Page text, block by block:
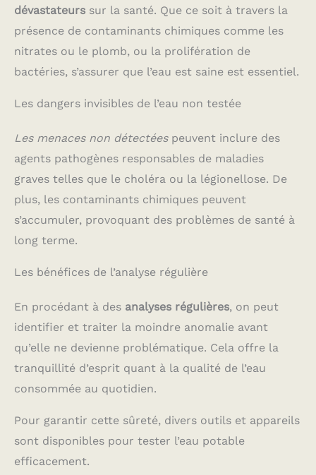
dévastateurs sur la santé. Que ce soit à travers la
présence de contaminants chimiques comme les
nitrates ou le plomb, ou la prolifération de
bactéries, s’assurer que l’eau est saine est essentiel.
Les dangers invisibles de l’eau non testée
Les menaces non détectéespeuvent inclure des
agents pathogènes responsables de maladies
graves telles que le choléra ou la légionellose. De
plus, les contaminants chimiques peuvent
s’accumuler, provoquant des problèmes de santé à
long terme.
Les bénéfices de l’analyse régulière
En procédant à des analyses régulières, on peut
identifier et traiter la moindre anomalie avant
qu’elle ne devienne problématique. Cela offre la
tranquillité d’esprit quant à la qualité de l’eau
consommée au quotidien.
Pour garantir cette sûreté, divers outils et appareils
sont disponibles pour tester l’eau potable
efficacement.